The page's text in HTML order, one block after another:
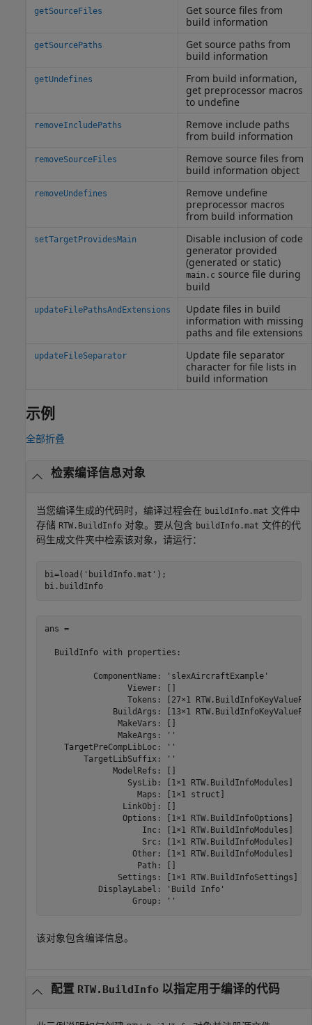
getSourceFiles
Get source files from
build information
getSourcePaths
Get source paths from
build information
getUndefines
From build information,
get preprocessor macros
to undefine
removeIncludePaths
Remove include paths
from build information
removeSourceFiles
Remove source files from
build information object
removeUndefines
Remove undefine
preprocessor macros
from build information
setTargetProvidesMain
Disable inclusion of code
generator provided
(generated or static)
main.c source file during
build
updateFilePathsAndExtensions
Update files in build
information with missing
paths and file extensions
updateFileSeparator
Update file separator
character for file lists in
build information
示例
全部折叠
检索编译信息对象
当您编译生成的代码时，编译过程会在 buildInfo.mat 文件中
存储 RTW.BuildInfo 对象。要从包含 buildInfo.mat 文件的代
码生成文件夹中检索该对象，请运行：
bi=load( 'buildInfo.mat' );
bi.buildInfo
ans =
  BuildInfo with properties:
          ComponentName: 'slexAircraftExample'
                 Viewer: []
Tokens: [27×1
BuildArgs: [13×1
               MakeVars: []
               MakeArgs: ''
    TargetPreCompLibLoc: ''
        TargetLibSuffix: ''
              ModelRefs: []
                 SysLib: [1×1 RTW.BuildInfoModules]
                   Maps: [1×1 struct]
                LinkObj: []
                Options: [1×1 RTW.BuildInfoOptions]
                    Inc: [1×1 RTW.BuildInfoModules]
                    Src: [1×1 RTW.BuildInfoModules]
                  Other: [1×1 RTW.BuildInfoModules]
                   Path: []
               Settings: [1×1 RTW.BuildInfoSettings]
           DisplayLabel: 'Build Info'
                  Group: ''
该对象包含编译信息。
配置 RTW.BuildInfo以指定用于编译的代码